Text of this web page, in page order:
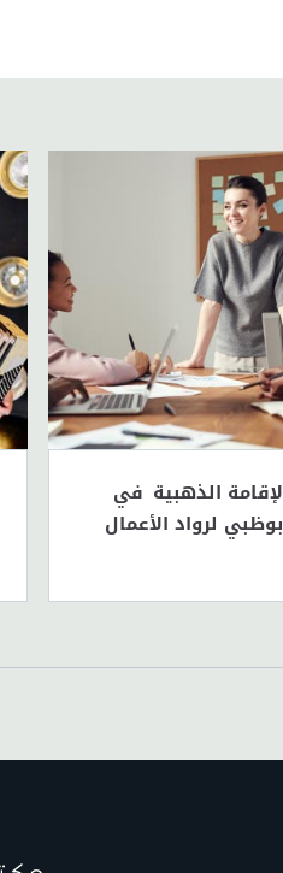
الذهبية في
لرواد الأعمال